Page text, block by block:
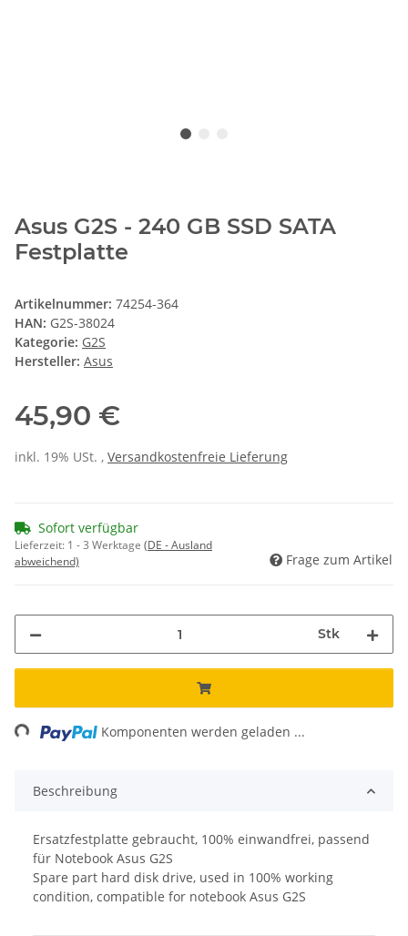
Asus G2S - 240 GB SSD SATA
Festplatte
Artikelnummer: 74254-364
HAN: G2S-38024
Kategorie: G2S
Hersteller: Asus
45,90 €
inkl. 19% USt. , Versandkostenfreie Lieferung
Sofort verfügbar
Lieferzeit: 1 - 3 Werktage (DE - Ausland
abweichend)
Frage zum Artikel
Stk
Komponenten werden geladen ...
Beschreibung
Ersatzfestplatte gebraucht, 100% einwandfrei, passend
für Notebook Asus G2S
Spare part hard disk drive, used in 100% working
condition, compatible for notebook Asus G2S